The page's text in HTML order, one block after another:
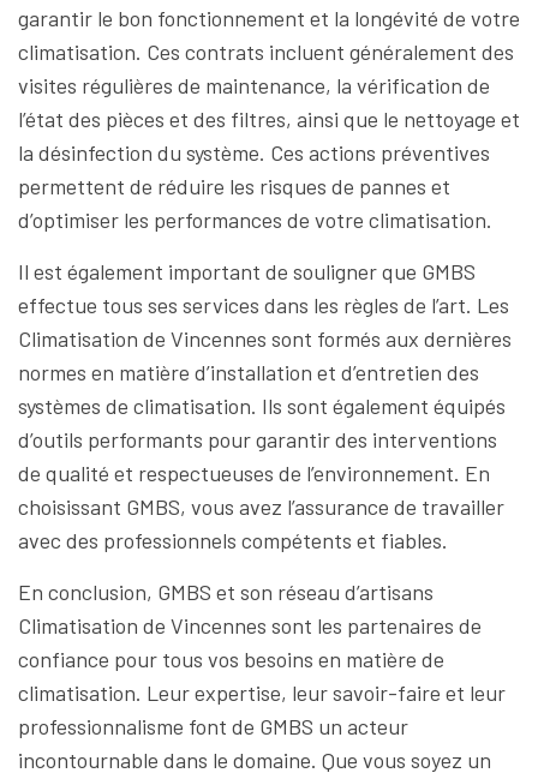
garantir le bon fonctionnement et la longévité de votre
climatisation. Ces contrats incluent généralement des
visites régulières de maintenance, la vérification de
l’état des pièces et des filtres, ainsi que le nettoyage et
la désinfection du système. Ces actions préventives
permettent de réduire les risques de pannes et
d’optimiser les performances de votre climatisation.
Il est également important de souligner que GMBS
effectue tous ses services dans les règles de l’art. Les
Climatisation de Vincennes sont formés aux dernières
normes en matière d’installation et d’entretien des
systèmes de climatisation. Ils sont également équipés
d’outils performants pour garantir des interventions
de qualité et respectueuses de l’environnement. En
choisissant GMBS, vous avez l’assurance de travailler
avec des professionnels compétents et fiables.
En conclusion, GMBS et son réseau d’artisans
Climatisation de Vincennes sont les partenaires de
confiance pour tous vos besoins en matière de
climatisation. Leur expertise, leur savoir-faire et leur
professionnalisme font de GMBS un acteur
incontournable dans le domaine. Que vous soyez un